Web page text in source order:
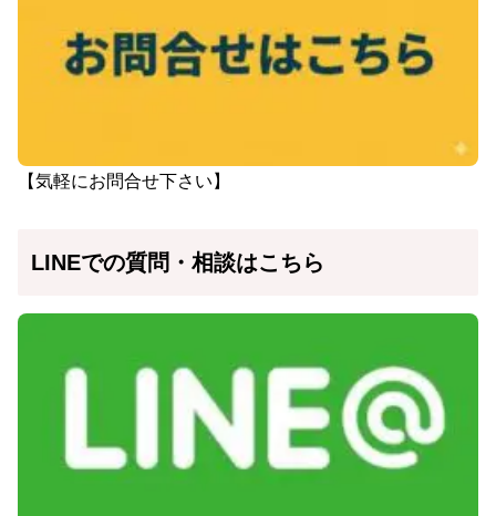
【気軽にお問合せ下さい】
LINEでの質問・相談はこちら